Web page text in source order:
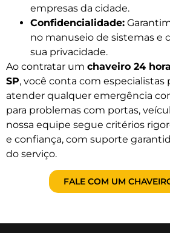
empresas da cidade.
Confidencialidade:
no manuseio de sistemas e
sua privacidade.
Ao contratar um chaveiro 24
SP, você conta com especialistas
atender qualquer emergência
para problemas com portas,
nossa equipe segue critérios
e confiança, com suporte
do serviço.
FALE COM UM